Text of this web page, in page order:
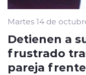
Martes 14 de
Detienen a
frustrado
pareja